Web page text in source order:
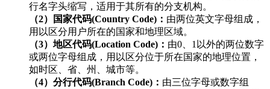
行名字头缩写，适用于其所有的分支机构。
（2）国家代码(Country Code)： 由两位英文字母组成，
用以区分用户所在的国家和地理区域。
（3）地区代码(Location Code)： 由0、1以外的两位数字
或两位字母组成，用以区分位于所在国家的地理位置，
如时区、省、州、城市等。
（4）分行代码(Branch Code)： 由三位字母或数字组